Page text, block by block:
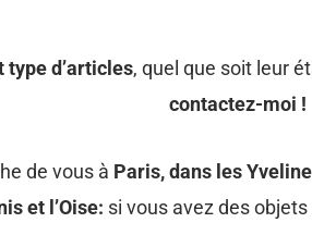
type d’articles, quel que soit leur
contactez-moi !
de vous à Paris, dans les
et l’Oise: si vous avez des